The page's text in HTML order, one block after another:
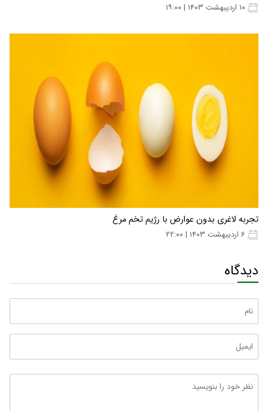
تجربه لاغری بدون عوارض با رژیم تخم مرغ
دیدگاه